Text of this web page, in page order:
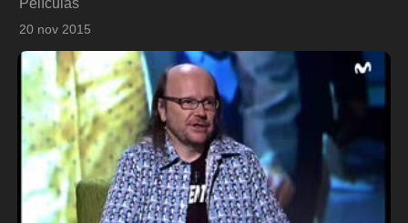
Películas
20 nov 2015